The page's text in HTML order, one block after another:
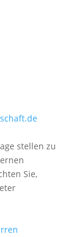
stellen zu
Sie,